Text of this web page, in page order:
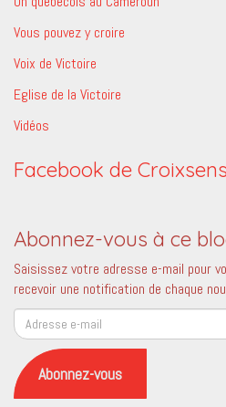
Vous pouvez y croire
Voix de Victoire
Eglise de la Victoire
Vidéos
Facebook de
Abonnez-vous à ce
Saisissez votre adresse e-mail pour
recevoir une notification de chaque
Adresse
e-
mail
Abonnez-vous